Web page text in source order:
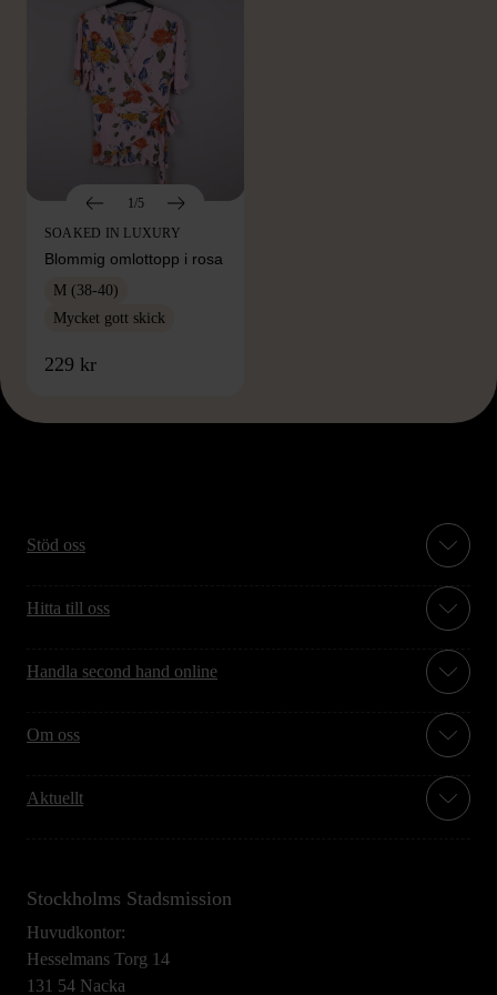
1/5
SOAKED IN LUXURY
Blommig omlottopp i rosa
M (38-40)
Mycket gott skick
229 kr
Stöd oss
Hitta till oss
Handla second hand online
Om oss
Aktuellt
Stockholms Stadsmission
Huvudkontor:
Hesselmans Torg 14
131 54 Nacka